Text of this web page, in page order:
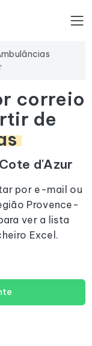
correio
de
d'Azur
por e-mail ou
Provence-
ver a lista
Excel.